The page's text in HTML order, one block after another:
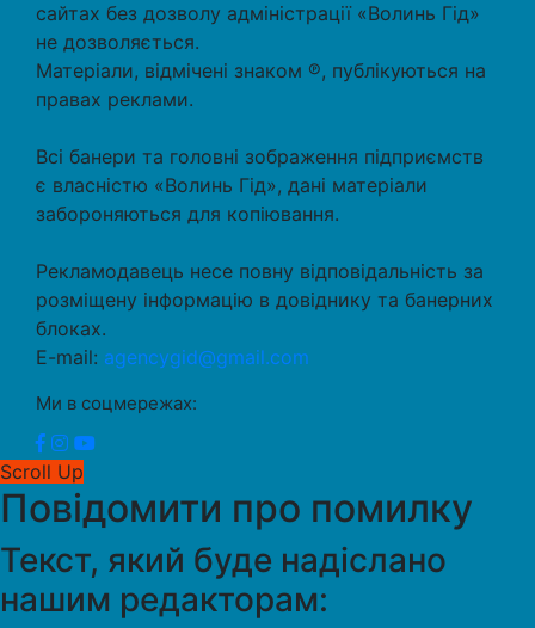
сайтах без дозволу адміністрації «Волинь Гід»
не дозволяється.
Матеріали, відмічені знаком ℗, публікуються на
правах реклами.
Всі банери та головні зображення підприємств
є власністю «Волинь Гід», дані матеріали
забороняються для копіювання.
Рекламодавець несе повну відповідальність за
розміщену інформацію в довіднику та банерних
блоках.
E-mail: agencygid@gmail.com
Ми в соцмережах:
Scroll Up
Повідомити про помилку
Текст, який буде надіслано
нашим редакторам: